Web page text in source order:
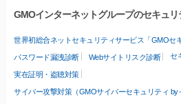
GMOインターネットグループのセキュ
世界初総合ネットセキュリティサービス「GMOセ
パスワード漏洩診断 Webサイトリスク診断 セ
実在証明・盗聴対策
サイバー攻撃対策（GMOサイバーセキュリティ by